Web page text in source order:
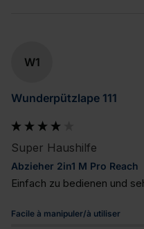
W1
Wunderpützlape 111
Super Haushilfe
Abzieher 2in1 M Pro Reach
Einfach zu bedienen und
Facile à manipuler/à utiliser